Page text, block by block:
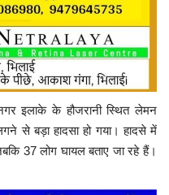
इलाके के हौजरानी स्थित लेमन
से बड़ा हादसा हो गया। हादसे में
37 लोग घायल बताए जा रहे हैं।